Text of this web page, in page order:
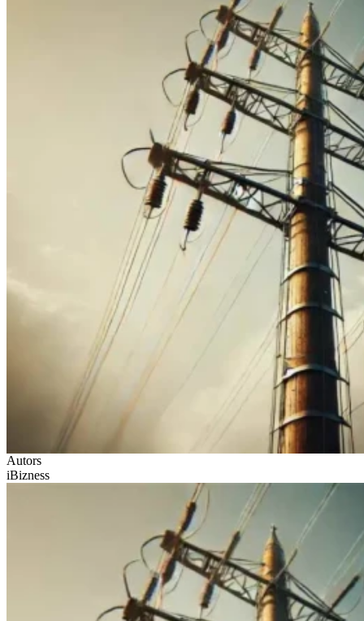
Autors
iBizness